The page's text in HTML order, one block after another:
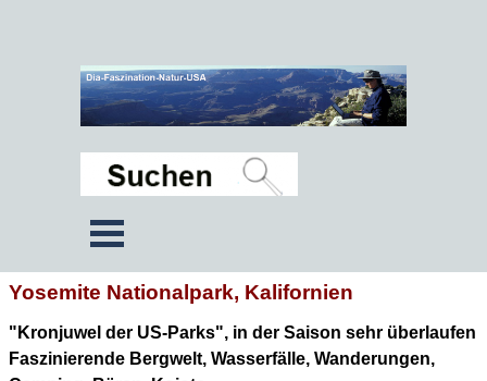
Yosemite Nationalpark, Kalifornien
"Kronjuwel der US-Parks", in der Saison sehr überlaufen
Faszinierende Bergwelt, Wasserfälle, Wanderungen,